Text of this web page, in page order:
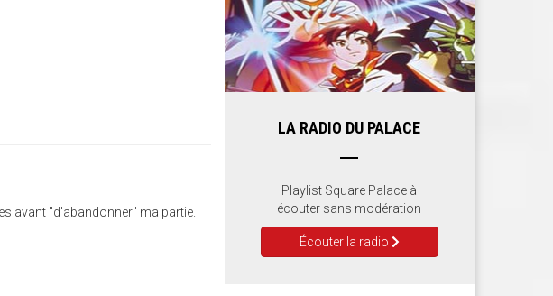
avant "d'abandonner" ma partie.
LA RADIO DU PALACE
Playlist Square Palace à
écouter sans modération
Écouter la radio